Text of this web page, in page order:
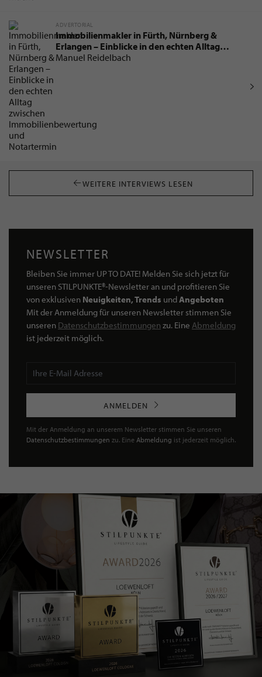
ADVERTORIAL
Immobilienmakler in Fürth, Nürnberg &
Erlangen – Einblicke in den echten Alltag
zwischen Immobilienbewertung und
Manuel Reidelbach
WEITERE INTERVIEWS LESEN
NEWSLETTER
Bleiben Sie immer UP TO DATE! Melden Sie sich jetzt für
unseren STILPUNKTE®-Newsletter an und profitieren Sie
von exklusiven Neuigkeiten, Trends undAngeboten
Mit der Anmeldung für unseren Newsletter stimmen Sie
unseren Datenschutzbestimmungen zu. Eine Abmeldung
ist jederzeit möglich.
ANMELDEN
Mit der Anmeldung an unserem Newsletter stimmen Sie unseren
Datenschutzbestimmungen zu. Eine Abmeldung ist jederzeit möglich.